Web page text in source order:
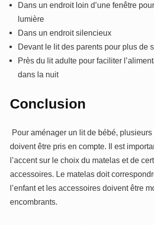
Dans un endroit loin d’une fenêtre
lumière
Dans un endroit silencieux
Devant le lit des parents pour plus de
Près du lit adulte pour faciliter
dans la nuit
Conclusion
Pour aménager un lit de bébé,
doivent être pris en compte. Il est
l’accent sur le choix du matelas et de
accessoires. Le matelas doit
l’enfant et les accessoires doivent être
encombrants.